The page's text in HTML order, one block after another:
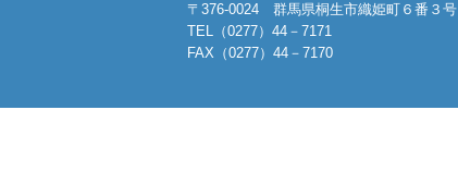
〒376-0024 群馬県桐生市織姫町６番３号
TEL（0277）44－7171
FAX（0277）44－7170